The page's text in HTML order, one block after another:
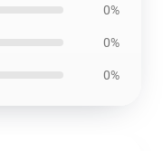
0%
0%
0%